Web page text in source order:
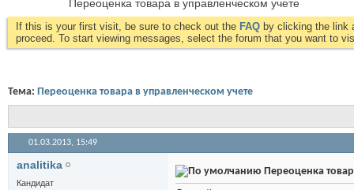
Переоценка товара в управленческом учете
If this is your first visit, be sure to check out the FAQ by clicking the link
proceed. To start viewing messages, select the forum that you want to
Тема: Переоценка товара в управленческом учете
01.03.2013, 15:49
analitika
Кандидат
Переоценка